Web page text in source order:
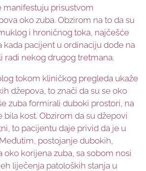
manifestuju prisustvom
oko zuba. Obzirom na to da su
i hroničnog toka, najčešće
kada pacijent u ordinaciju dođe na
radi nekog drugog tretmana.
tokom kliničkog pregleda ukaže
džepova, to znači da su se oko
zuba formirali duboki prostori, na
bila kost. Obzirom da su džepovi
to pacijentu daje privid da je u
postojanje dubokih,
oko korijena zuba, sa sobom nosi
liječenja patoloških stanja u